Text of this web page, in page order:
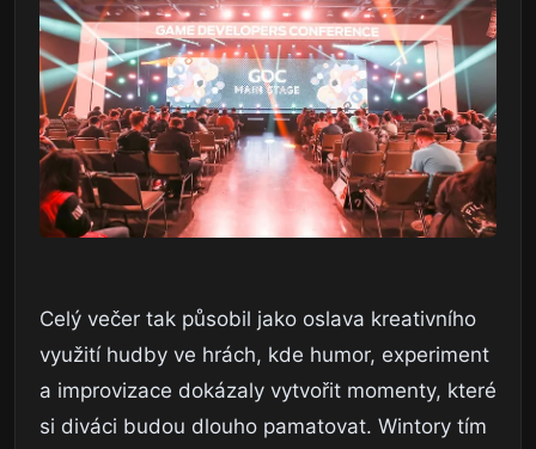
Celý večer tak působil jako oslava kreativního
využití hudby ve hrách, kde humor, experiment
a improvizace dokázaly vytvořit momenty, které
si diváci budou dlouho pamatovat. Wintory tím